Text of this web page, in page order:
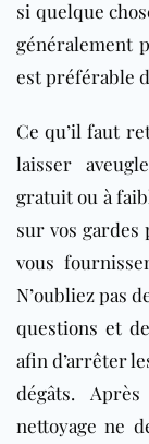
si quelque
généralement
est préférable
Ce qu’il faut
laisser
gratuit ou à
sur vos gardes
vous
N’oubliez pas
questions et
afin d’arrêter
dégâts.
nettoyage ne